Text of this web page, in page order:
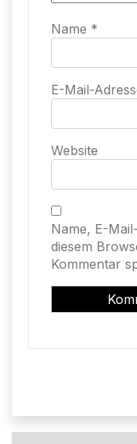
Name *
E-Mail-
Website
Name, E-
diesem
Kommentar